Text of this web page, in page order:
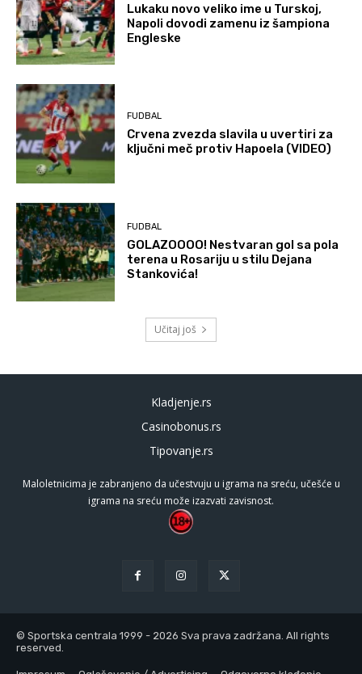
Lukaku novo veliko ime u Turskoj,
Napoli dovodi zamenu iz šampiona
Engleske
FUDBAL
Crvena zvezda slavila u uvertiri za
ključni meč protiv Hapoela (VIDEO)
FUDBAL
GOLAZOOOO! Nestvaran gol sa pola
terena u Rosariju u stilu Dejana
Stankovića!
Učitaj još
Kladjenje.rs
Casinobonus.rs
Tipovanje.rs
Maloletnicima je zabranjeno da učestvuju u igrama na sreću, učešće u
igrama na sreću može izazvati zavisnost.
© Sportska centrala 1999 - 2026 Sva prava zadržana. All rights
reserved.